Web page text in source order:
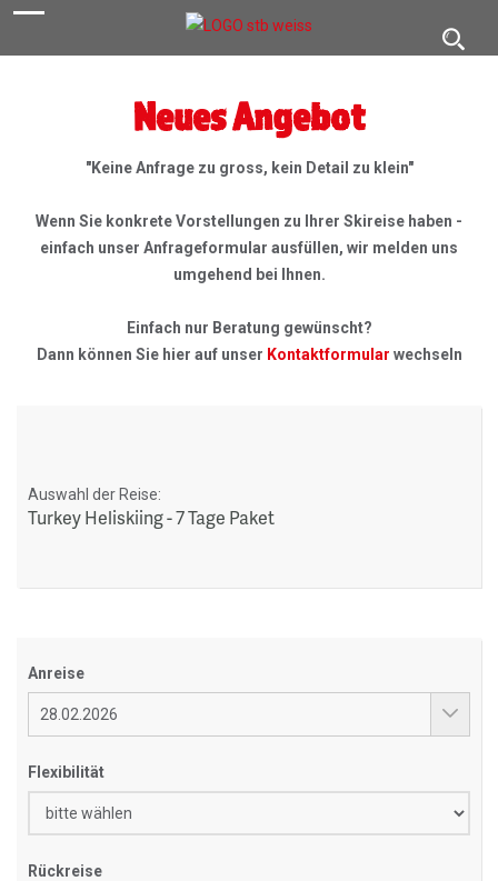
Neues Angebot
"Keine Anfrage zu gross, kein Detail zu klein"
Wenn Sie konkrete Vorstellungen zu Ihrer Skireise haben -
einfach unser Anfrageformular ausfüllen, wir melden uns
umgehend bei Ihnen.
Einfach nur Beratung gewünscht?
Dann können Sie hier auf unser Kontaktformular wechseln
Auswahl der Reise:
Turkey Heliskiing - 7 Tage Paket
Anreise
Flexibilität
Rückreise